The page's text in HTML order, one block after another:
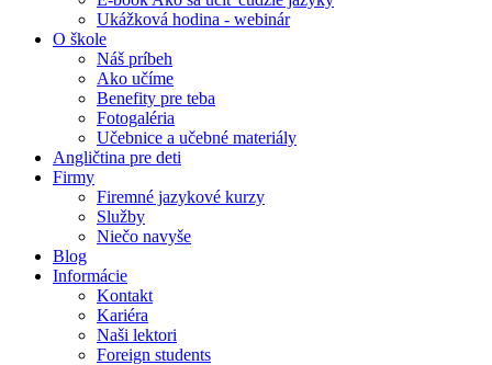
Ukážková hodina - webinár
O škole
Náš príbeh
Ako učíme
Benefity pre teba
Fotogaléria
Učebnice a učebné materiály
Angličtina pre deti
Firmy
Firemné jazykové kurzy
Služby
Niečo navyše
Blog
Informácie
Kontakt
Kariéra
Naši lektori
Foreign students